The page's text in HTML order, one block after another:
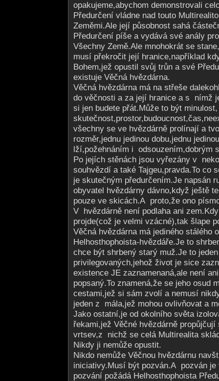
opakujeme,abychom demonstrovali
Předurčení vládne nad touto
Zeměmi.Ale její působnost sahá
Předurčení píše a vydává své anály
Všechny Země.Ale mnohokrát se
musí překročit její hranice,například
Bohem,jež opustil svůj trůn a své
existuje Věčná hvězdárna.
Věčná hvězdárna má na střeše
do věčnosti a za její hranice a s nímž
si jen budete přát.Může to být minulost,
všechny se ve hvězdárně prolínají a
rozměr,jednu jedinou dobu,jednu
lží,požehnáním i odsouzením,dobrým
Po jejích stěnách jsou vyřezány v
souhvězdí a také Tajgeu,pravda.To co
je skutečným předurčením.Je napsán
obyvatel hvězdárny dávno,když ještě
pouze ve skicách.A proto,že ono
V hvězdárně není podlaha ani
projde(což je velmi vzácné),tak šlape
Věčná hvězdárna má jediného stálého
Helhosthophoista-hvězdáře.Je to
chce být shrbený starý muž.Je to
privilegovaných,je­hož život je sice
existence JE zaznamenaná,ale není
popsaný.To znamená,že se jeho osud
cestami,jež si sám zvolí a nemusí
jeden z mála,jež mohou ovlivňovat a
Jako ostatní,je od okolního světa
řekami,jež Věčné hvězdárně
vrtsev,z nichž se celá Multirealita
Nikdy ji nemůže opustit.
Nikdo nemůže Věčnou hvězdárnu
iniciativy.Musí být pozván.A pozván
pozvání požádá Helhosthophoista